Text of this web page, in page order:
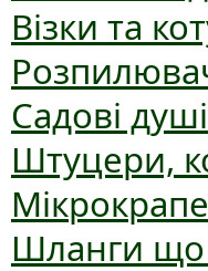
Візки та
Садові душі
Штуцери,
Шланги що